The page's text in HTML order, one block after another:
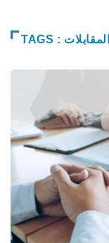
TAGS : المقابلات